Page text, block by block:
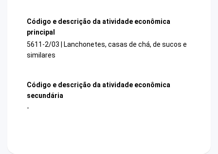
Código e descrição da atividade econômica
principal
5611-2/03 | Lanchonetes, casas de chá, de sucos e
similares
Código e descrição da atividade econômica
secundária
-